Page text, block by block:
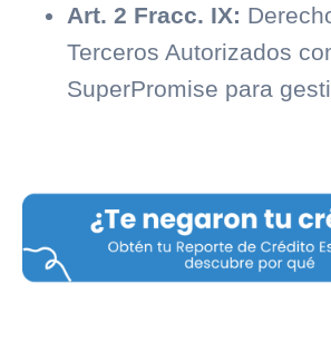
Art. 2 Fracc. IX:
Terceros Autorizados
SuperPromise para